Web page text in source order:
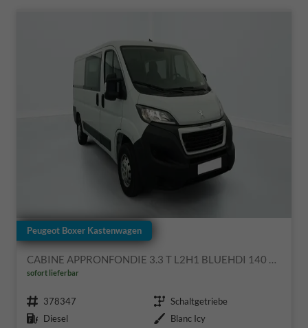
Peugeot Boxer Kastenwagen
CABINE APPRONFONDIE 3.3 T L2H1 BLUEHDI 140 S&S BVM6
sofort lieferbar
Fahrzeugnr. 378347 Getriebe Schaltgetriebe
Kraftstoff Diesel Außenfarbe Blanc Icy